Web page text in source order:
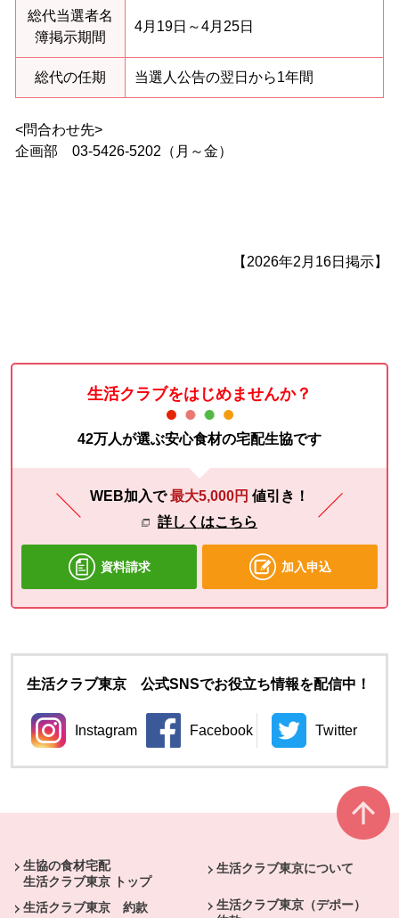
総代当選者名
簿掲示期間
4月19日～4月25日
総代の任期 当選人公告の翌日から1年間
<問合わせ先>
企画部 03-5426-5202（月～金）
【2026年2月16日掲示】
生活クラブをはじめませんか？
42万人が選ぶ安心食材の宅配生協です
WEB加入で最大5,000円 値引き！
詳しくはこちら
資料請求 加入申込
生活クラブ東京 公式SNSでお役立ち情報を配信中！
Instagram
別のウィンドウで開きます。
Facebook
別のウィンドウで開きます。
Twitter
別のウィン
生協の食材宅配
生活クラブ東京 トップ
生活クラブ東京について
生活クラブ東京 約款
生活クラブ東京（デポー）